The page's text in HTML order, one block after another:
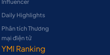
Influencer
Daily Highlights
Phân tích Thương
mại điện tử
YMI Ranking